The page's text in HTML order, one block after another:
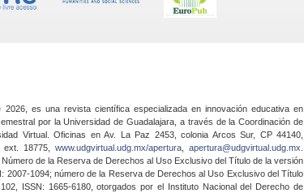
es una revista científica especializada en innovación educativa en
por la Universidad de Guadalajara, a través de la Coordinación de
Virtual. Oficinas en Av. La Paz 2453, colonia Arcos Sur, CP 44140,
ext. 18775,www.udgvirtual.udg.mx/apertura apertura@udgvirtual.udg.mx
de la Reserva de Derechos al Uso Exclusivo del Título de la versión
2007-1094; número de la Reserva de Derechos al Uso Exclusivo del Título
ISSN: 1665-6180, otorgados por el Instituto Nacional del Derecho de